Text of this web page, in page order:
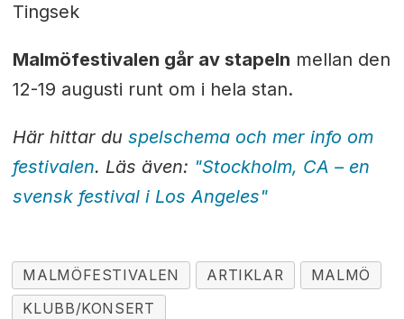
Tingsek
Malmöfestivalen går av stapeln mellan den
12-19 augusti runt om i hela stan.
Här hittar du spelschema och mer info om
festivalen. Läs även: "Stockholm, CA – en
svensk festival i Los Angeles"
MALMÖFESTIVALEN ARTIKLAR
MALMÖ
KLUBB/KONSERT